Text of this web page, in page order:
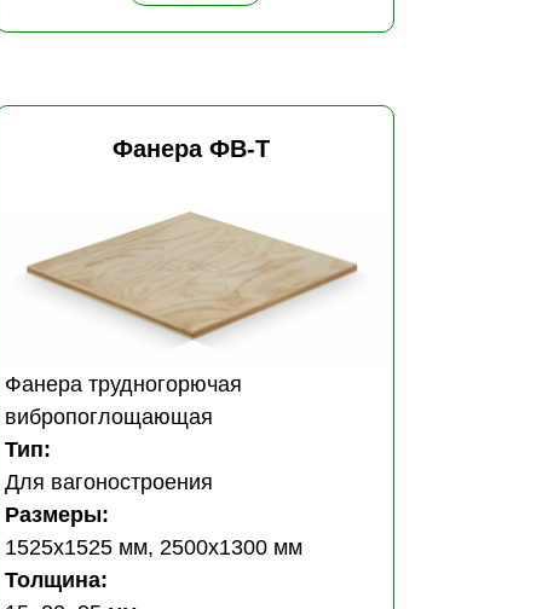
Фанера трудногорючая
вибропоглощающая
Тип:
Для вагоностроения
Размеры:
1525х1525 мм, 2500х1300 мм
Толщина:
Фанера ФВ-Т